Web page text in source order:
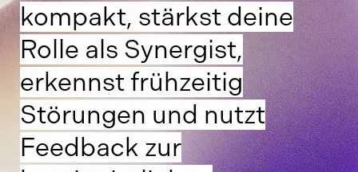
kompakt, stärkst deine
Rolle als Synergist,
erkennst frühzeitig
Störungen und nutzt
Feedback zur